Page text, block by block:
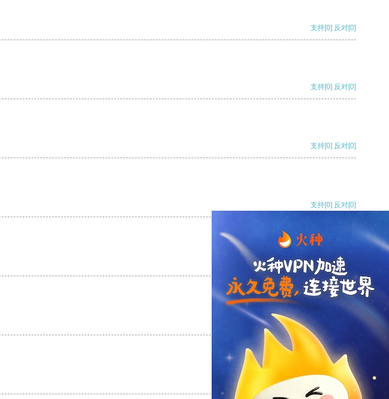
支持[0] 反对[0]
支持[0] 反对[0]
支持[0] 反对[0]
支持[0] 反对[0]
支持[0] 反对
支持
反对 [0]